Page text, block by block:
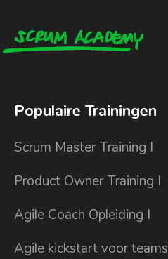
Populaire Trainingen
Scrum Master Training I
Product Owner Training I
Agile Coach Opleiding I
Agile kickstart voor teams